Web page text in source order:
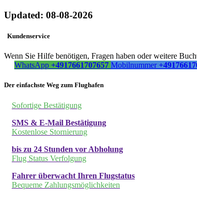
Updated: 08-08-2026
Kundenservice
Wenn Sie Hilfe benötigen, Fragen haben oder weitere
WhatsApp +4917661707657 Mobilnummer
Der einfachste Weg zum Flughafen
Sofortige Bestätigung
SMS & E-Mail Bestätigung
Kostenlose Stornierung
bis zu 24 Stunden vor Abholung
Flug Status Verfolgung
Fahrer überwacht Ihren Flugstatus
Bequeme Zahlungsmöglichkeiten